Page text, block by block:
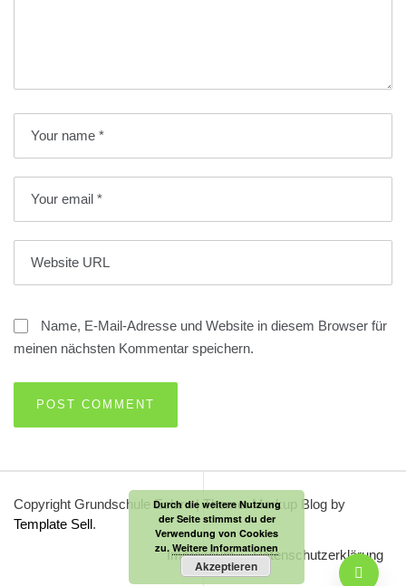
Name, E-Mail-Adresse und Website in diesem Browser für
meinen nächsten Kommentar speichern.
Copyright Grundschule Eslarn|Theme: Markup Blog by
Template Sell .
Impressum
Datenschutzerklärung
Durch die weitere Nutzung
der Seite stimmst du der
Verwendung von Cookies
zu. Weitere Informationen
Akzeptieren